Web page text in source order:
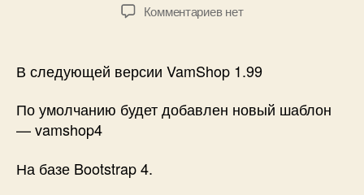
Комментариевк
шаблон
—
1
нет
В следующей версии VamShop 1.99
По умолчанию будет добавлен новый шаблон
— vamshop4
На базе Bootstrap 4.